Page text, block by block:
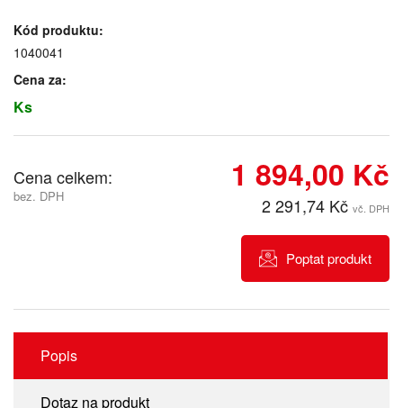
Kód produktu:
1040041
Cena za:
Ks
Cena celkem:
bez. DPH
1 894,00 Kč
2 291,74 Kč vč. DPH
Poptat produkt
Popis
Dotaz na produkt